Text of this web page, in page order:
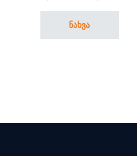
ნახვა